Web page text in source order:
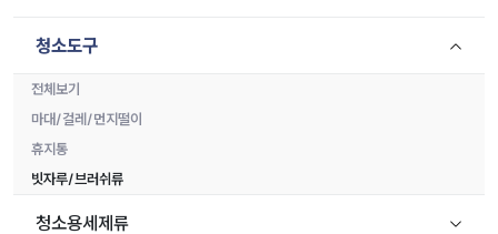
청소도구
전체보기
마대/걸레/먼지떨이
휴지통
빗자루/브러쉬류
청소용세제류